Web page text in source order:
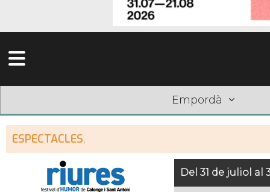
Empordà
ESPECTACLES,
Del 31 de juliol al